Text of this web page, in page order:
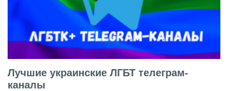
Лучшие украинские ЛГБТ телеграм-
каналы